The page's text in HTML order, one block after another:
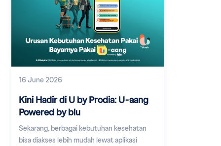
16 June 2026
Kini Hadir di U by Prodia: U-aang
Powered by blu
Sekarang, berbagai kebutuhan kesehatan
bisa diakses lebih mudah lewat aplikasi